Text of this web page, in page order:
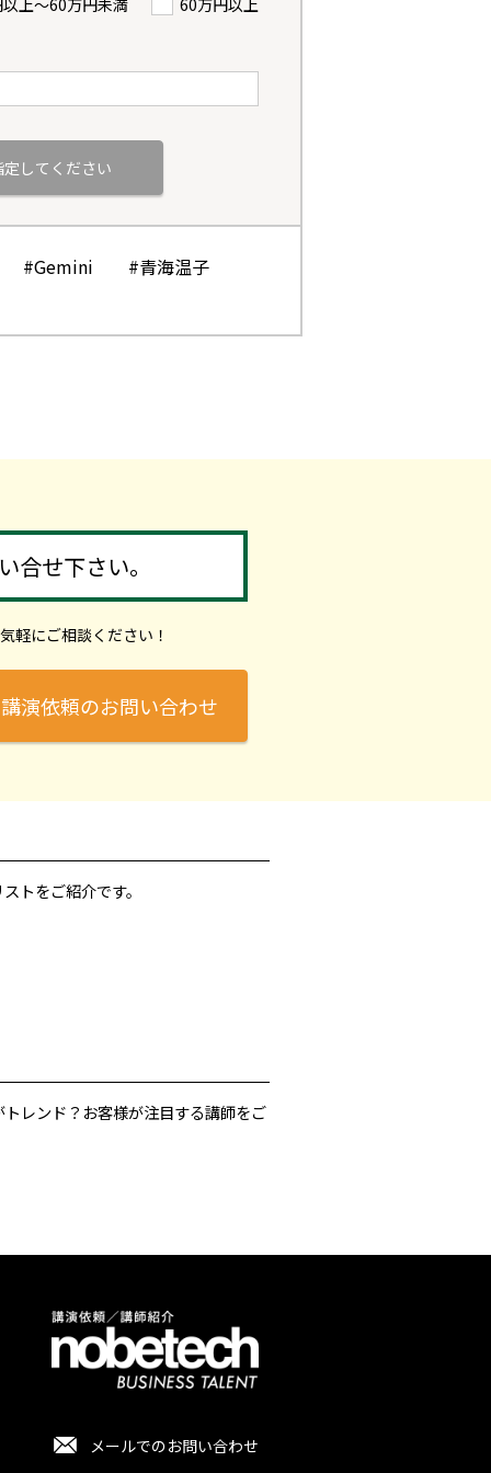
上〜60万円未満 60万円以上
#Gemini #青海温子
合せ下さい。
軽にご相談ください！
講演依頼のお問い合わせ
トをご紹介です。
レンド？お客様が注目する講師をご
メールでのお問い合わせ